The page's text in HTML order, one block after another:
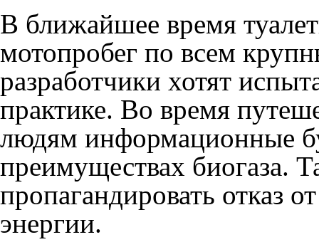
В ближайшее время
мотопробег по всем
разработчики хотят
практике. Во время
людям информационные
преимуществах биогаза.
пропагандировать отказ
энергии.